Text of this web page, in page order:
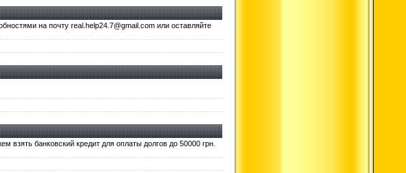
на почту real.help24.7@gmail.com или оставляйте
банковский кредит для оплаты долгов до 50000 грн.